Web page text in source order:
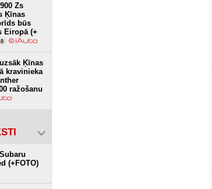
Zs
Ķīnas
būs
Eiropā (+
Ķīnas
kravinieka
ražošanu
(+FOTO)